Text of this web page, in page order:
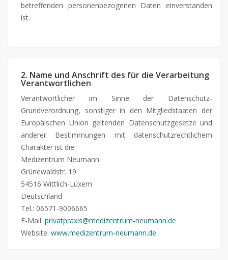
betreffenden personenbezogenen Daten einverstanden
ist.
2. Name und Anschrift des für die Verarbeitung
Verantwortlichen
Verantwortlicher im Sinne der Datenschutz-
Grundverordnung, sonstiger in den Mitgliedstaaten der
Europäischen Union geltenden Datenschutzgesetze und
anderer Bestimmungen mit datenschutzrechtlichem
Charakter ist die:
Medizentrum Neumann
Grünewaldstr. 19
54516 Wittlich-Lüxem
Deutschland
Tel.: 06571-9006665
E-Mail: privatpraxis@medizentrum-neumann.de
Website: www.medizentrum-neumann.de